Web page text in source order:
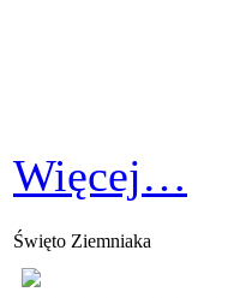
Więcej…
Święto Ziemniaka